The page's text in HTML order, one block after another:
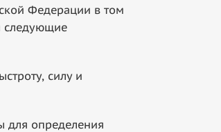
Федерации в том
следующие
силу и
определения